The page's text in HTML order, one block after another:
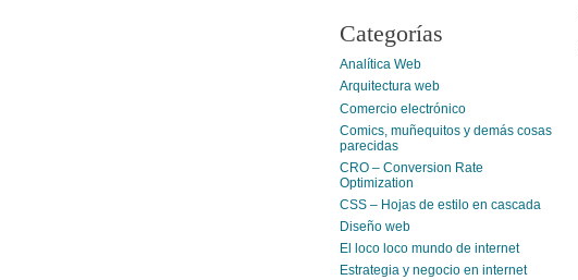
Categorías
Analítica Web
Arquitectura web
Comercio electrónico
Comics, muñequitos y demás cosas
parecidas
CRO – Conversion Rate
Optimization
CSS – Hojas de estilo en cascada
Diseño web
El loco loco mundo de internet
Estrategia y negocio en internet